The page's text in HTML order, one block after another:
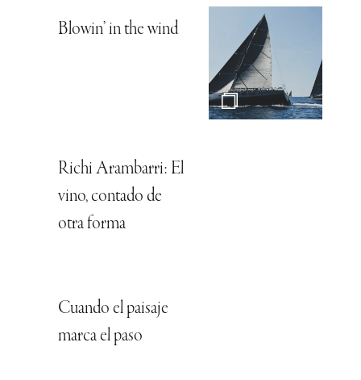
Blowin’ in the wind
Richi Arambarri: El
vino, contado de
otra forma
Cuando el paisaje
marca el paso